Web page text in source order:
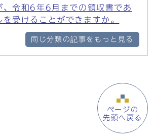
、令和6年6月までの領収書であ
を受けることができますか。
同じ分類の記事をもっと見る
ページの
先頭へ戻る